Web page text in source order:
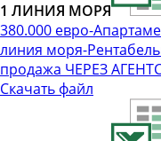
1 ЛИНИЯ МОРЯ
380.000 евро-
линия моря-
продажа ЧЕРЕЗ
Скачать файл